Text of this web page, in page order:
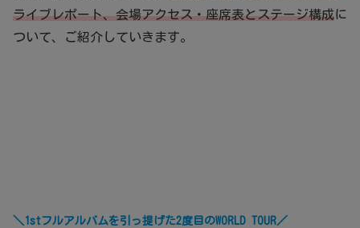
ライブレポート、会場アクセス・座席表とステージ構成に
ついて、ご紹介していきます。
＼1stフルアルバムを引っ提げた2度目のWORLD TOUR／